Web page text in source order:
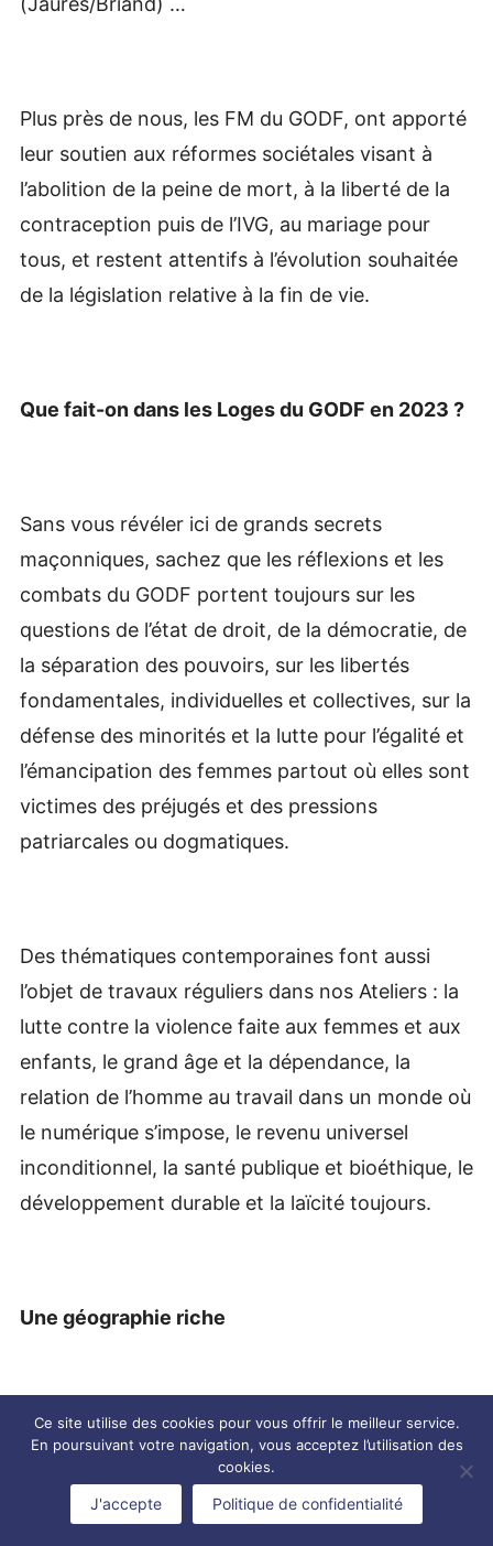
Plus près de nous, les FM du GODF, ont apporté
leur soutien aux réformes sociétales visant à
l’abolition de la peine de mort, à la liberté de la
contraception puis de l’IVG, au mariage pour
tous, et restent attentifs à l’évolution souhaitée
de la législation relative à la fin de vie.
Que fait-on dans les Loges du GODF en 2023 ?
Sans vous révéler ici de grands secrets
maçonniques, sachez que les réflexions et les
combats du GODF portent toujours sur les
questions de l’état de droit, de la démocratie, de
la séparation des pouvoirs, sur les libertés
fondamentales, individuelles et collectives, sur la
défense des minorités et la lutte pour l’égalité et
l’émancipation des femmes partout où elles sont
victimes des préjugés et des pressions
patriarcales ou dogmatiques.
Des thématiques contemporaines font aussi
l’objet de travaux réguliers dans nos Ateliers : la
lutte contre la violence faite aux femmes et aux
enfants, le grand âge et la dépendance, la
relation de l’homme au travail dans un monde où
le numérique s’impose, le revenu universel
inconditionnel, la santé publique et bioéthique, le
développement durable et la laïcité toujours.
Une géographie riche
Prônant les valeurs d’une république universelle,
le GODF est présent sur les 5 continents habités
de la terre. 158 de ses 1484 Loges sont
Ce site utilise des cookies pour vous offrir le meilleur service.
En poursuivant votre navigation, vous acceptez l’utilisation des
cookies.
J'accepte Politique de confidentialité